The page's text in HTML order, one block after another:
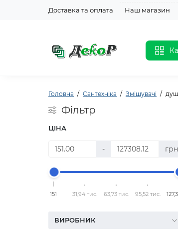
Доставка та оплата Наш магазин
Головна Сантехніка Змішувачі
Фільтр
ЦІНА
- грн
151 31,94 тис. 63,73 тис. 95,52 тис.
ВИРОБНИК